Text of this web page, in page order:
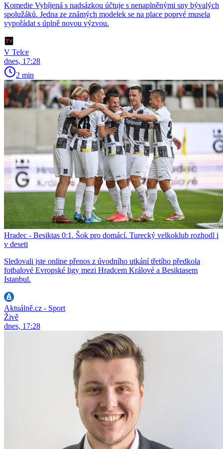
Komedie Vybíjená s nadsázkou účtuje s nenaplněnými sny bývalých
spolužáků. Jedna ze známých modelek se na place poprvé musela
vypořádat s úplně novou výzvou.
V Telce
dnes, 17:28
2 min
Hradec - Besiktas 0:1. Šok pro domácí. Turecký velkoklub rozhodl i
v deseti
Sledovali jste online přenos z úvodního utkání třetího předkola
fotbalové Evropské ligy mezi Hradcem Králové a Besiktasem
Istanbul.
Aktuálně.cz - Sport
Živě
dnes, 17:28